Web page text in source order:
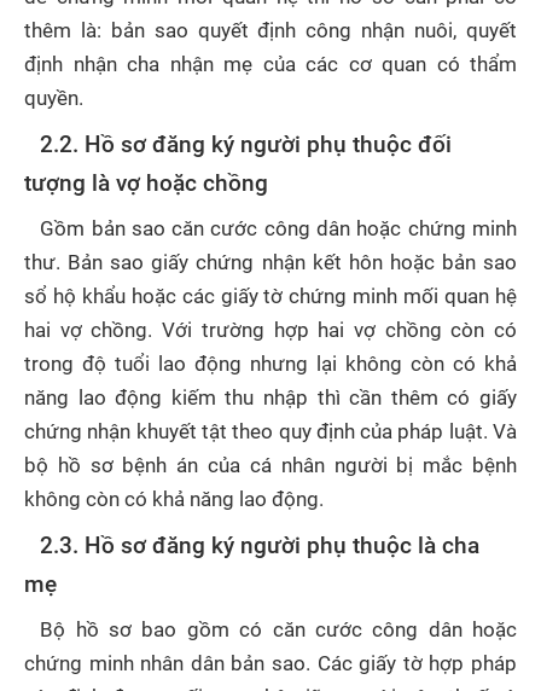
thêm là: bản sao quyết định công nhận nuôi, quyết
định nhận cha nhận mẹ của các cơ quan có thẩm
quyền.
2.2. Hồ sơ đăng ký người phụ thuộc đối
tượng là vợ hoặc chồng
Gồm bản sao căn cước công dân hoặc chứng minh
thư. Bản sao giấy chứng nhận kết hôn hoặc bản sao
sổ hộ khẩu hoặc các giấy tờ chứng minh mối quan hệ
hai vợ chồng. Với trường hợp hai vợ chồng còn có
trong độ tuổi lao động nhưng lại không còn có khả
năng lao động kiếm thu nhập thì cần thêm có giấy
chứng nhận khuyết tật theo quy định của pháp luật. Và
bộ hồ sơ bệnh án của cá nhân người bị mắc bệnh
không còn có khả năng lao động.
2.3. Hồ sơ đăng ký người phụ thuộc là cha
mẹ
Bộ hồ sơ bao gồm có căn cước công dân hoặc
chứng minh nhân dân bản sao. Các giấy tờ hợp pháp